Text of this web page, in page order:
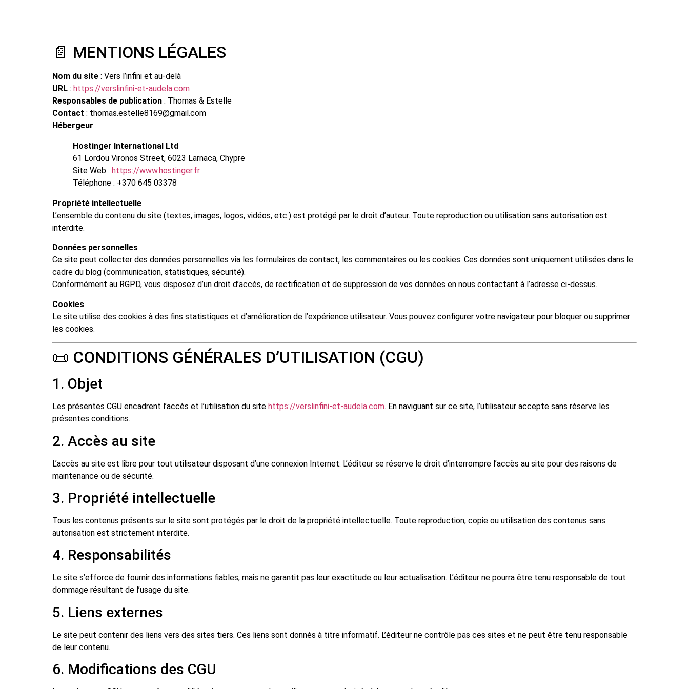
📄 MENTIONS LÉGALES
Nom du site : Vers l’infini et au-delà
URL : https://verslinfini-et-audela.com
Responsables de publication : Thomas & Estelle
Contact : thomas.estelle8169@gmail.com
Hébergeur :
Hostinger International Ltd
61 Lordou Vironos Street, 6023 Larnaca, Chypre
Site Web : https://www.hostinger.fr
Téléphone : +370 645 03378
Propriété intellectuelle
L’ensemble du contenu du site (textes, images, logos, vidéos, etc.) est protégé par le droit d’auteur. Toute reproduction ou utilisation sans autorisation est
interdite.
Données personnelles
Ce site peut collecter des données personnelles via les formulaires de contact, les commentaires ou les cookies. Ces données sont uniquement utilisées dans le
cadre du blog (communication, statistiques, sécurité).
Conformément au RGPD, vous disposez d’un droit d’accès, de rectification et de suppression de vos données en nous contactant à l’adresse ci-dessus.
Cookies
Le site utilise des cookies à des fins statistiques et d’amélioration de l’expérience utilisateur. Vous pouvez configurer votre navigateur pour bloquer ou supprimer
les cookies.
📜 CONDITIONS GÉNÉRALES D’UTILISATION (CGU)
1. Objet
Les présentes CGU encadrent l’accès et l’utilisation du site https://verslinfini-et-audela.com. En naviguant sur ce site, l’utilisateur accepte sans réserve les
présentes conditions.
2. Accès au site
L’accès au site est libre pour tout utilisateur disposant d’une connexion Internet. L’éditeur se réserve le droit d’interrompre l’accès au site pour des raisons de
maintenance ou de sécurité.
3. Propriété intellectuelle
Tous les contenus présents sur le site sont protégés par le droit de la propriété intellectuelle. Toute reproduction, copie ou utilisation des contenus sans
autorisation est strictement interdite.
4. Responsabilités
Le site s’efforce de fournir des informations fiables, mais ne garantit pas leur exactitude ou leur actualisation. L’éditeur ne pourra être tenu responsable de tout
dommage résultant de l’usage du site.
5. Liens externes
Le site peut contenir des liens vers des sites tiers. Ces liens sont donnés à titre informatif. L’éditeur ne contrôle pas ces sites et ne peut être tenu responsable
de leur contenu.
6. Modifications des CGU